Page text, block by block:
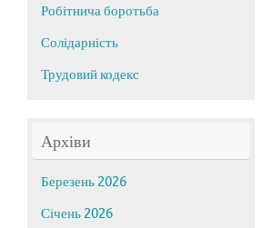
Робітнича боротьба
Солідарність
Трудовий кодекс
Архіви
Березень 2026
Січень 2026